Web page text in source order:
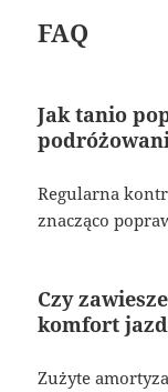
FAQ
Jak tanio
Regularna
znacząco
Czy
komfort
Zużyte